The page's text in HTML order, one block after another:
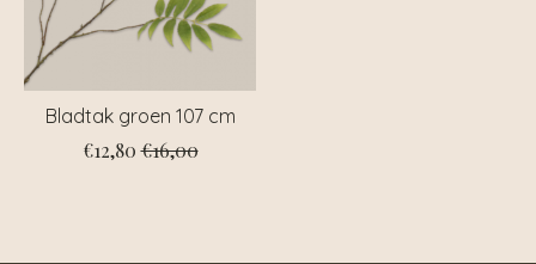
Bladtak groen 107 cm
€12,80 €16,00